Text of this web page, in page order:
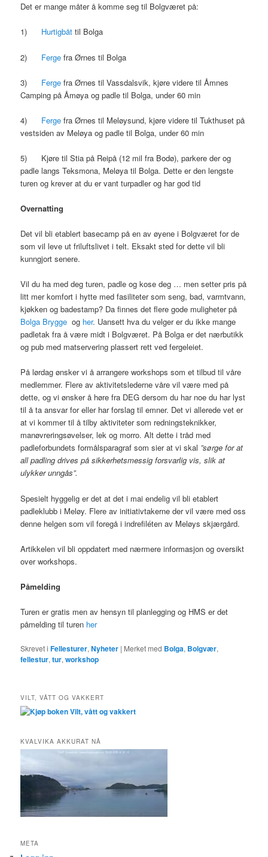
Det er mange måter å komme seg til Bolgværet på:
1) Hurtigbåttil Bolga
2) Fergefra Ørnes til Bolga
3) Fergefra Ørnes til Vassdalsvik, kjøre videre til Åmnes
Camping på Åmøya og padle til Bolga, under 60 min
4) Fergefra Ørnes til Meløysund, kjøre videre til Tukthuset på
vestsiden av Meløya og padle til Bolga, under 60 min
5) Kjøre til Stia på Reipå (12 mil fra Bodø), parkere der og
padle langs Teksmona, Meløya til Bolga. Dette er den lengste
turen og krever at du er vant turpadler og har god tid
Overnatting
Det vil bli etablert basecamp på en av øyene i Bolgværet for de
som vil leve ut friluftslivet i telt. Eksakt sted for dette vil bli
kunngjort senere.
Vil du ha med deg turen, padle og kose deg … men setter pris på
litt mer komfort i hytte med fasiliteter som seng, bad, varmtvann,
kjøkken og badestamp? Da finnes det flere gode muligheter på
Bolga Bryggeog her. Uansett hva du velger er du ikke mange
padletak fra å være midt i Bolgværet. På Bolga er det nærbutikk
og pub med matservering plassert rett ved fergeleiet.
På lørdag ønsker vi å arrangere workshops som et tilbud til våre
medlemmer. Flere av aktivitetslederne våre vil være med på
dette, og vi ønsker å høre fra DEG dersom du har noe du har lyst
til å ta ansvar for eller har forslag til emner. Det vi allerede vet er
at vi kommer til å tilby aktiviteter som redningsteknikker,
manøvreringsøvelser, lek og morro. Alt dette i tråd med
padleforbundets formålsparagraf som sier at vi skal ”sørge for at
all padling drives på sikkerhetsmessig forsvarlig vis, slik at
ulykker unngås”.
Spesielt hyggelig er det at det i mai endelig vil bli etablert
padleklubb i Meløy. Flere av initiativtakerne der vil være med oss
denne helgen som vil foregå i indrefiléten av Meløys skjærgård.
Artikkelen vil bli oppdatert med nærmere informasjon og oversikt
over workshops.
Påmelding
Turen er gratis men av hensyn til planlegging og HMS er det
påmelding til turen her
Skrevet i Fellesturer,Nyheter | Merket med Bolga, Bolgvær,
fellestur,tur,workshop
VILT, VÅTT OG VAKKERT
KVALVIKA AKKURAT NÅ
META